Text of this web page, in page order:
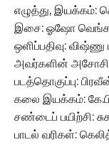
எழுத்து, இயக்கம்:
இசை: ஓஷோ
ஒளிப்பதிவு: விஷ்ணு
அவர்களின்
படத்தொகுப்பு:
கலை இயக்கம்:
சண்டைப் பயிற்சி:
பாடல் வரிகள்: